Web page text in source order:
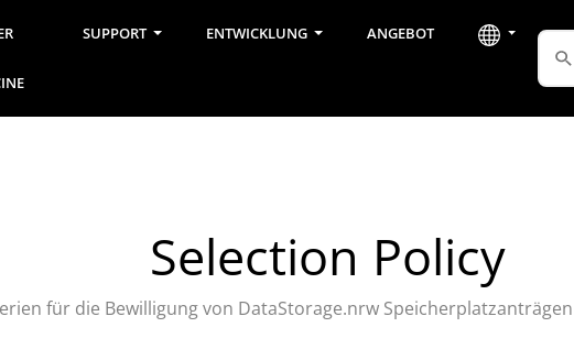
SUPPORT ENTWICKLUNG ANGEBOT
Selection Policy
für die Bewilligung von DataStorage.nrw